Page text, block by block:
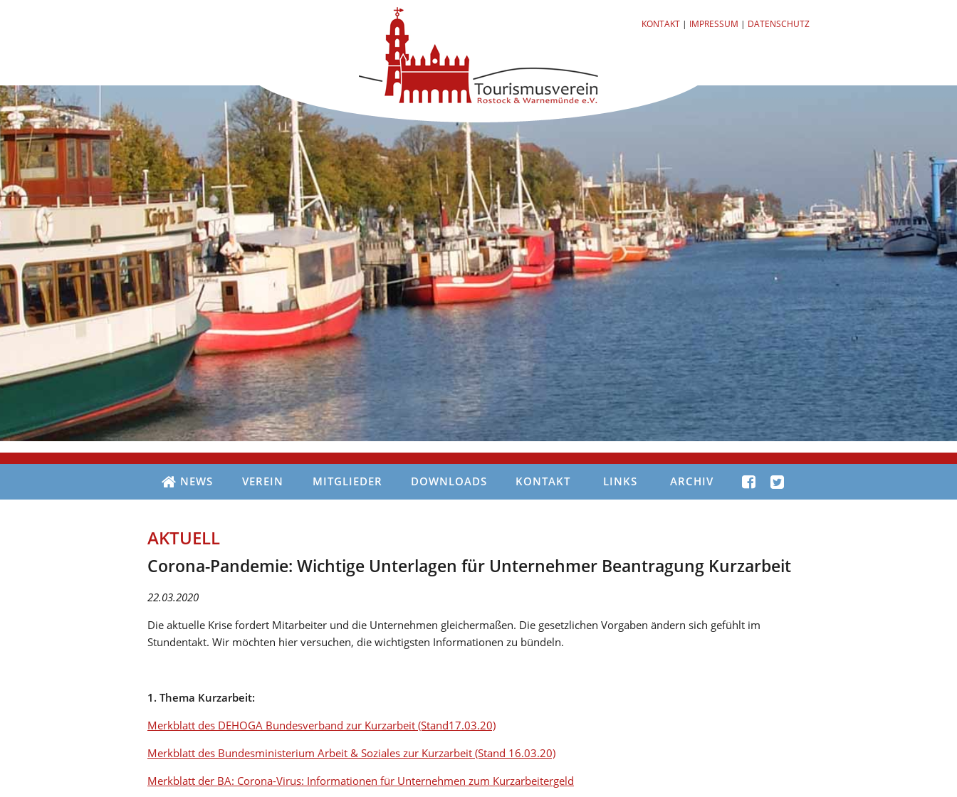
KONTAKT | IMPRESSUM | DATENSCHUTZ
NEWS VEREIN MITGLIEDER DOWNLOADS KONTAKT LINKS ARCHIV
AKTUELL
Corona-Pandemie: Wichtige Unterlagen für Unternehmer Beantragung Kurzarbeit
22.03.2020
Die aktuelle Krise fordert Mitarbeiter und die Unternehmen gleichermaßen. Die gesetzlichen Vorgaben ändern sich gefühlt im
Stundentakt. Wir möchten hier versuchen, die wichtigsten Informationen zu bündeln.
1. Thema Kurzarbeit:
Merkblatt des DEHOGA Bundesverband zur Kurzarbeit (Stand17.03.20)
Merkblatt des Bundesministerium Arbeit & Soziales zur Kurzarbeit (Stand 16.03.20)
Merkblatt der BA: Corona-Virus: Informationen für Unternehmen zum Kurzarbeitergeld